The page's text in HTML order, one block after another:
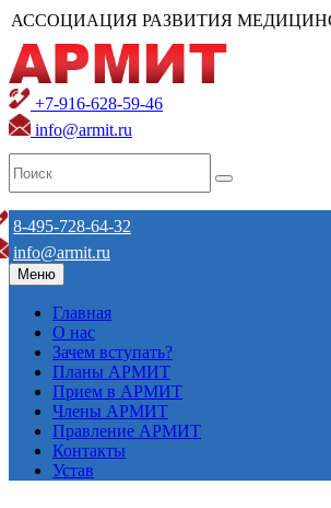
АССОЦИАЦИЯ РАЗВИТИЯ
+7-916-628-59-46
info@armit.ru
8-495-728-64-32
info@armit.ru
Меню
Главная
О нас
Зачем вступать?
Планы АРМИТ
Прием в АРМИТ
Члены АРМИТ
Правление АРМИТ
Контакты
Устав